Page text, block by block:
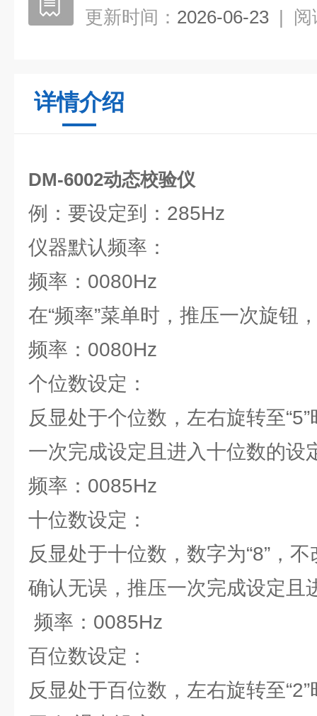
更新时间： 2026-06-23 | 阅
详情介绍
DM-6002动态校验仪
例：要设定到：285Hz
仪器默认频率：
频率：0080Hz
在“频率”菜单时，推压一次旋钮
频率：0080Hz
个位数设定：
反显处于个位数，左右旋转至
一次完成设定且进入十位数的设
频率：0085Hz
十位数设定：
反显处于十位数，数字为“8”，
确认无误，推压一次完成设定且
频率：0085Hz
百位数设定：
反显处于百位数，左右旋转至